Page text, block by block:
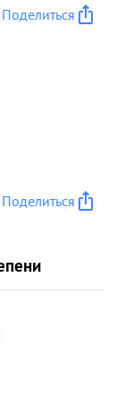
Поделиться
Поделиться